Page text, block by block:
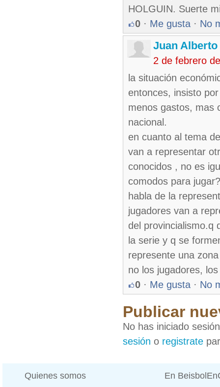
HOLGUIN. Suerte
0 · Me gusta · No
Juan
2 de febrero
la situación
entonces, insisto
menos gastos, mas
nacional.
en cuanto al tema
van a representar
conocidos , no es
comodos para
habla de la
jugadores van a
del provincialismo.q
la serie y q se
represente una
no los jugadores,
0 · Me gusta · No
Publicar
No has iniciado
sesión o registrate
Quienes somos En